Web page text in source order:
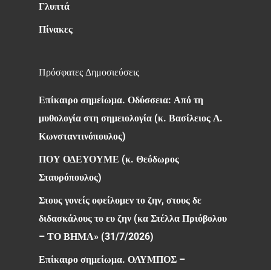
Γλυπτά
Πίνακες
Πρόσφατες Δημοσιεύσεις
Επίκαιρο σημείωμα. Οδύσσεια: Από τη
μυθολογία στη σημειολογία (κ. Βασίλειος Λ.
Κωνσταντινόπουλος)
ΠΟΥ ΟΔΕΥΟΥΜΕ (κ. Θεόδωρος
Σταυρόπουλος)
Στους γονείς οφείλομεν το ζην, στους δε
διδασκάλους το ευ ζην (κα Στέλλα Πριόβολου
– ΤΟ ΒΗΜΑ» (31/7/2026)
Επίκαιρο σημείωμα. ΟΛΥΜΠΟΣ –